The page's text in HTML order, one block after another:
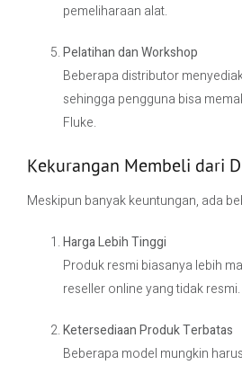
pemeliharaan alat.
Pelatihan dan Workshop
Beberapa distributor
sehingga pengguna bisa
Fluke.
Kekurangan Membeli dari
Meskipun banyak keuntungan, ada
Harga Lebih Tinggi
Produk resmi biasanya lebih
reseller online yang tidak resmi.
Ketersediaan Produk Terbatas
Beberapa model mungkin